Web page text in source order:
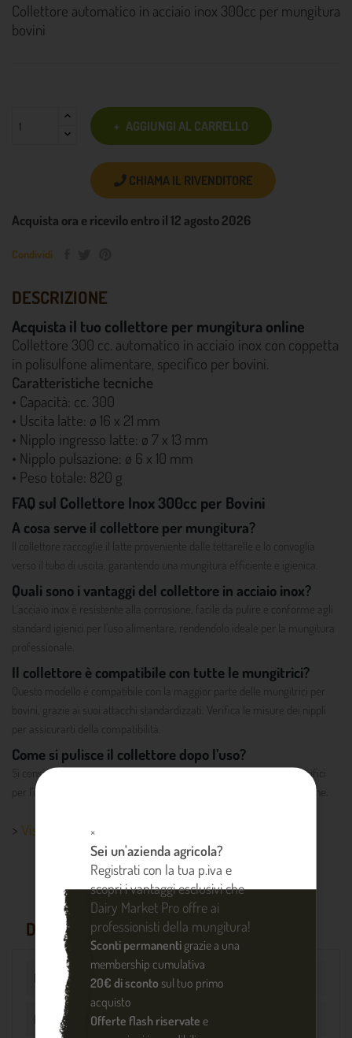
Collettore automatico in acciaio inox 300cc per mungitura
bovini
AGGIUNGI AL CARRELLO
CHIAMA IL RIVENDITORE
Acquista ora e ricevilo entro il 12 agosto 2026
Condividi
DESCRIZIONE
Acquista il tuo collettore per mungitura online
Collettore 300 cc. automatico in acciaio inox con coppetta
in polisulfone alimentare, specifico per bovini.
Caratteristiche tecniche
• Capacità: cc. 300
• Uscita latte: ø 16 x 21 mm
• Nipplo ingresso latte: ø 7 x 13 mm
• Nipplo pulsazione: ø 6 x 10 mm
• Peso totale: 820 g
FAQ sul Collettore Inox 300cc per Bovini
A cosa serve il collettore per mungitura?
Il collettore raccoglie il latte proveniente dalle tettarelle e lo convoglia
verso il tubo di uscita, garantendo una mungitura efficiente e igienica.
Quali sono i vantaggi del collettore in acciaio inox?
L’acciaio inox è resistente alla corrosione, facile da pulire e conforme agli
standard igienici per l’uso alimentare, rendendolo ideale per la mungitura
professionale.
Il collettore è compatibile con tutte le mungitrici?
Questo modello è compatibile con la maggior parte delle mungitrici per
bovini, grazie ai suoi attacchi standardizzati. Verifica le misure dei nippli
per assicurarti della compatibilità.
Come si pulisce il collettore dopo l’uso?
Si consiglia di smontarlo e lavarlo con acqua calda e detergenti specifici
per l’industria lattiero-casearia. Il materiale inox facilita la sanificazione.
> Visualizza altri dettagli prodotto
DETTAGLI PRODOTTO
Riferimento DM001105
Materiale inox
×
Sei un'azienda agricola?
Registrati con la tua p.iva e
scopri i vantaggi esclusivi che
Dairy Market Pro offre ai
professionisti della mungitura!
Sconti permanentigrazie a una
membership cumulativa
20€ di sconto sul tuo primo
acquisto
Offerte flash riservate e